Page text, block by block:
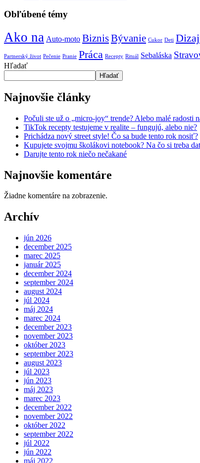
Obľúbené témy
Ako na Auto-moto BiznisBývanie Cukor Deti
Partnerský život Pečenie Pranie Práca Recepty Rituál Sebaláska
Hľadať
Hľadať
Najnovšie články
Počuli ste už o „micro-joy“ trende? Alebo malé radosti
TikTok recepty testujeme v realite – fungujú, alebo nie?
Prichádza nový street style! Čo sa bude tento rok nosiť?
Kupujete svojmu školákovi notebook? Na čo si treba
Darujte tento rok niečo nečakané
Najnovšie komentáre
Žiadne komentáre na zobrazenie.
Archív
jún 2026
december 2025
marec 2025
január 2025
december 2024
september 2024
august 2024
júl 2024
máj 2024
marec 2024
december 2023
november 2023
október 2023
september 2023
august 2023
júl 2023
jún 2023
máj 2023
marec 2023
december 2022
november 2022
október 2022
september 2022
júl 2022
jún 2022
máj 2022